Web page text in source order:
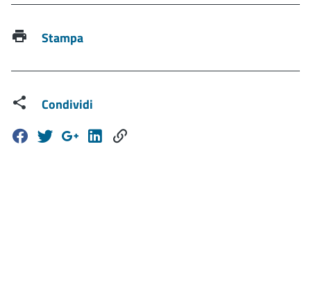
Stampa
Condividi